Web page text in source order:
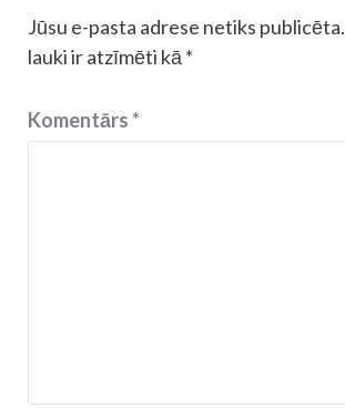
Jūsu e-pasta adrese netiks publicēta.
lauki ir atzīmēti kā *
Komentārs*